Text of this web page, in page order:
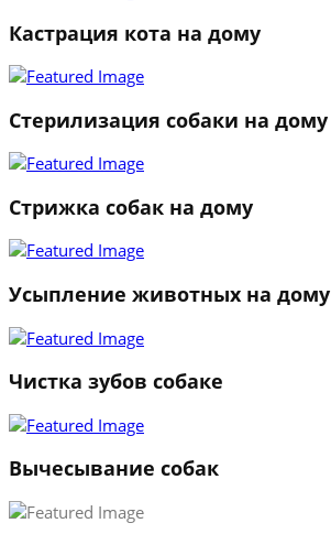
Кастрация кота на дому
Стерилизация собаки на дому
Стрижка собак на дому
Усыпление животных на дому
Чистка зубов собаке
Вычесывание собак